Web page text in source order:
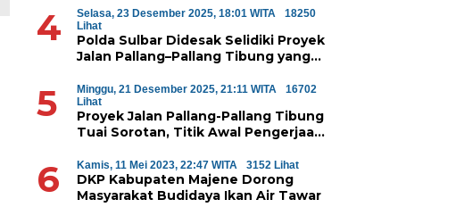
4 Selasa, 23 Desember 2025, 18:01 WITA
18250
Lihat
Polda Sulbar Didesak Selidiki Proyek
Jalan Pallang–Pallang Tibung yang
5 Minggu, 21 Desember 2025, 21:11 WITA
16702
Lihat
Proyek Jalan Pallang-Pallang Tibung
Tuai Sorotan, Titik Awal Pengerjaan
6 Kamis, 11 Mei 2023, 22:47 WITA 3152 Lihat
DKP Kabupaten Majene Dorong
Masyarakat Budidaya Ikan Air Tawar